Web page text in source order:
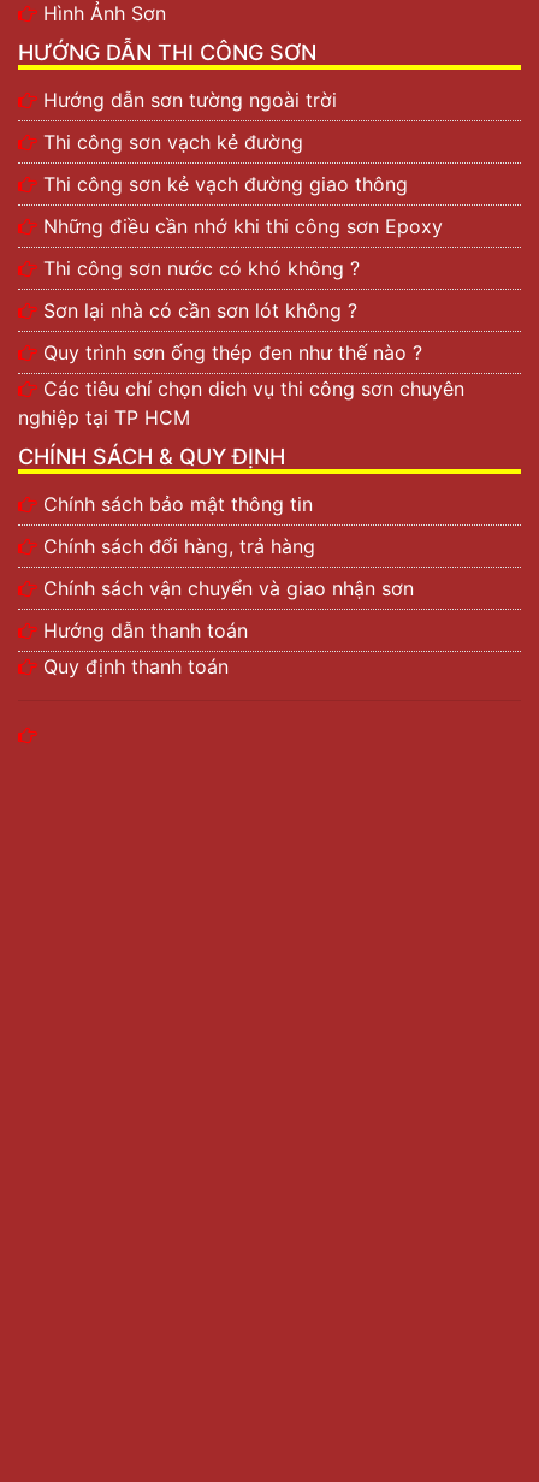
Hình Ảnh Sơn
HƯỚNG DẪN THI CÔNG SƠN
Hướng dẫn sơn tường ngoài trời
Thi công sơn vạch kẻ đường
Thi công sơn kẻ vạch đường giao thông
Những điều cần nhớ khi thi công sơn Epoxy
Thi công sơn nước có khó không ?
Sơn lại nhà có cần sơn lót không ?
Quy trình sơn ống thép đen như thế nào ?
Các tiêu chí chọn dich vụ thi công sơn chuyên
nghiệp tại TP HCM
CHÍNH SÁCH & QUY ĐỊNH
Chính sách bảo mật thông tin
Chính sách đổi hàng, trả hàng
Chính sách vận chuyển và giao nhận sơn
Hướng dẫn thanh toán
Quy định thanh toán